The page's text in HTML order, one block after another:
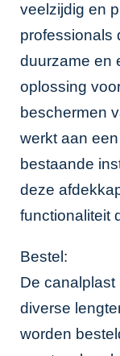
veelzijdig en
professionals
duurzame en
oplossing
beschermen
werkt aan
bestaande
deze
functionaliteit
Bestel:
De canalplast
diverse
worden